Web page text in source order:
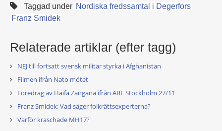
Taggad under Nordiska fredssamtal i Degerfors
Franz Smidek
Relaterade artiklar (efter tagg)
NEJ till fortsatt svensk militär styrka i Afghanistan
Filmen ifrån Nato mötet
Föredrag av Haifa Zangana ifrån ABF Stockholm 27/11
Franz Smidek: Vad säger folkrättsexperterna?
Varför kraschade MH17?